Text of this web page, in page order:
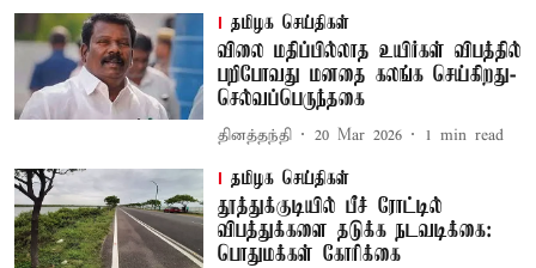
தமிழக செய்திகள்
விலை மதிப்பில்லாத உயிர்கள் விபத்தில்
பறிபோவது மனதை கலங்க செய்கிறது-
செல்வப்பெருந்தகை
தினத்தந்தி 20 Mar 2026 1 min read
தமிழக செய்திகள்
தூத்துக்குடியில் பீச் ரோட்டில்
விபத்துக்களை தடுக்க நடவடிக்கை:‍
பொதுமக்கள் கோரிக்கை